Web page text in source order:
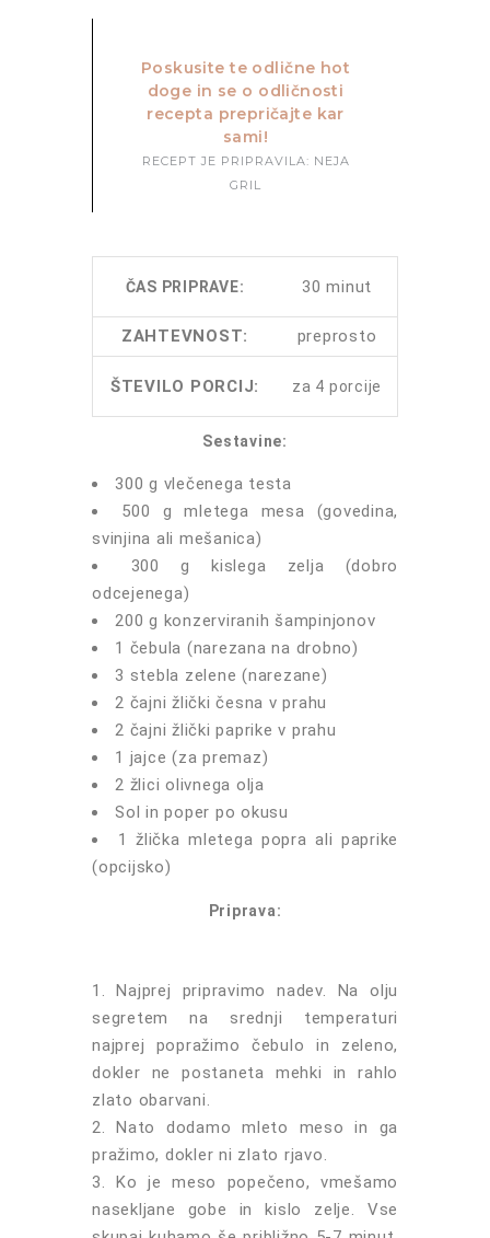
Poskusite te odlične hot
doge in se o odličnosti
recepta prepričajte kar
sami!
RECEPT JE PRIPRAVILA: NEJA
GRIL
ČAS PRIPRAVE: 30 minut
ZAHTEVNOST: preprosto
ŠTEVILO PORCIJ: za 4 porcije
Sestavine:
300 g vlečenega testa
500 g mletega mesa (govedina,
svinjina ali mešanica)
300 g kislega zelja (dobro
odcejenega)
200 g konzerviranih šampinjonov
1 čebula (narezana na drobno)
3 stebla zelene (narezane)
2 čajni žlički česna v prahu
2 čajni žlički paprike v prahu
1 jajce (za premaz)
2 žlici olivnega olja
Sol in poper po okusu
1 žlička mletega popra ali paprike
(opcijsko)
Priprava:
Najprej pripravimo nadev. Na olju
segretem na srednji temperaturi
najprej popražimo čebulo in zeleno,
dokler ne postaneta mehki in rahlo
zlato obarvani.
Nato dodamo mleto meso in ga
pražimo, dokler ni zlato rjavo.
Ko je meso popečeno, vmešamo
nasekljane gobe in kislo zelje. Vse